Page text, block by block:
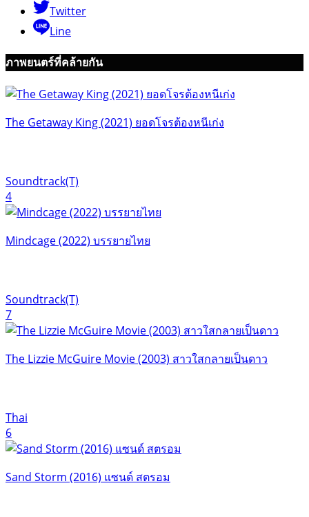
Twitter
Line
ภาพยนตร์ที่คล้ายกัน
The Getaway King (2021) ยอดโจรต้องหนีเก่ง
Soundtrack(T)
4
Mindcage (2022) บรรยายไทย
Soundtrack(T)
7
The Lizzie McGuire Movie (2003) สาวใสกลายเป็นดาว
Thai
6
Sand Storm (2016) แซนด์ สตรอม